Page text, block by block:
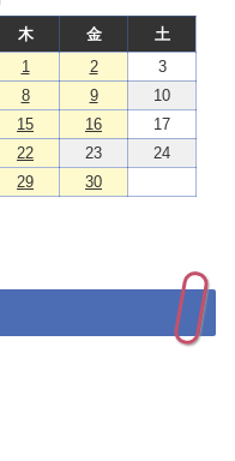
木 金
土
1
2
3
8 9
10
15 16
17
22 23
24
29 30